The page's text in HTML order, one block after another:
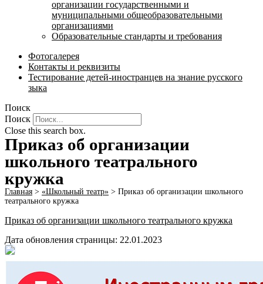
организации государственными и
муниципальными общеобразовательными
организациями
Образовательные стандарты и требования
Фотогалерея
Контакты и реквизиты
Тестирование детей-иностранцев на знание русского
зыка
Поиск
Поиск
Close this search box.
Приказ об организации
школьного театрального
кружка
Главная > «Школьный театр» > Приказ об организации школьного
театрального кружка
Приказ об организации школьного театрального кружка
Дата обновления страницы: 22.01.2023